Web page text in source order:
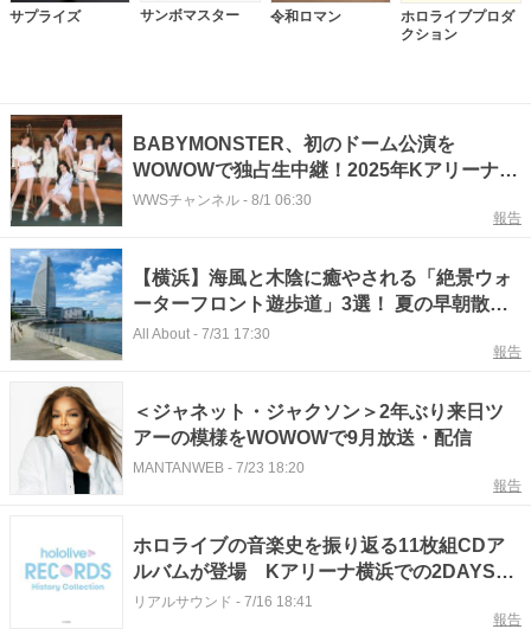
サプライズ サンボマスター 令和ロマン
ホロライブプロダ
クション
BABYMONSTER、初のドーム公演を
WOWOWで独占生中継！2025年Kアリーナ横
浜公演も放送
WWSチャンネル - 8/1 06:30
報告
【横浜】海風と木陰に癒やされる「絶景ウォ
ーターフロント遊歩道」3選！ 夏の早朝散歩
にもおすすめ
All About - 7/31 17:30
報告
＜ジャネット・ジャクソン＞2年ぶり来日ツ
アーの模様をWOWOWで9月放送・配信
MANTANWEB - 7/23 18:20
報告
ホロライブの音楽史を振り返る11枚組CDア
ルバムが登場 Kアリーナ横浜での2DAYSラ
イブ開催も決定
リアルサウンド - 7/16 18:41
報告